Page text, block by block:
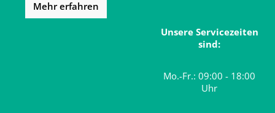
Mehr erfahren
Unsere Servicezeiten
sind:
Mo.-Fr.: 09:00 - 18:00
Uhr